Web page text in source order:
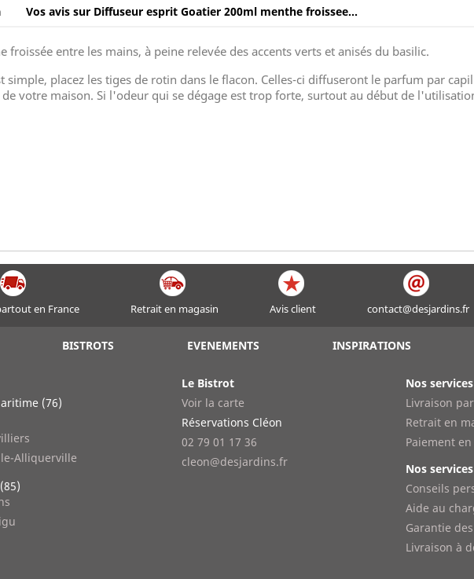
Vos avis sur Diffuseur esprit Goatier 200ml menthe froissee...
entre les mains, à peine relevée des accents verts et anisés du basilic.
simple, placez les tiges de rotin dans le flacon. Celles-ci diffuseront le parfum par
votre maison. Si l'odeur qui se dégage est trop forte, surtout au début de
en France Retrait en magasin Avis client contact@desjardins.fr
BISTROTS EVENEMENTS INSPIRATIONS
(76)
Alliquerville
Le Bistrot
Voir la carte
Réservations Cléon
02 79 01 17 36
cleon@desjardins.fr
Nos
Livraison
Retrait en
Paiement en
Nos
Conseils
Aide au
Garantie
Livraison à